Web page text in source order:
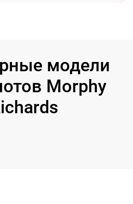
модели
Morphy